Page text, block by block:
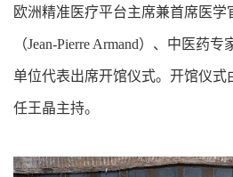
欧洲精准医疗平台主席兼首席医学
（Jean-Pierre Armand）、中医药
单位代表出席开馆仪式。开馆仪式
任王晶主持。